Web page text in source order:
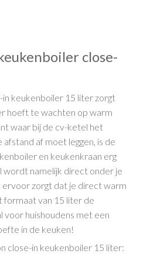
close-
in keukenboiler 15 liter zorgt
hoeft te wachten op warm
waar bij de cv-ketel het
af moet leggen, is de
en keukenkraan erg
wordt namelijk direct onder je
zorgt dat je direct warm
van 15 liter de
voor huishoudens met een
in de keuken!
close-in keukenboiler 15 liter: